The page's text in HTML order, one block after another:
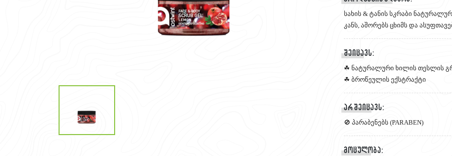
სახის & ტანის სკრაბი
კანს, აშორებს ცხიმს და
შეიცავს:
☘ ნატურალური ხილის თესლის
☘ ბროწეულის ექსტრაქტი
არ შეიცავს:
🚫 პარაბენებს (PARABEN)
მოცულობა: